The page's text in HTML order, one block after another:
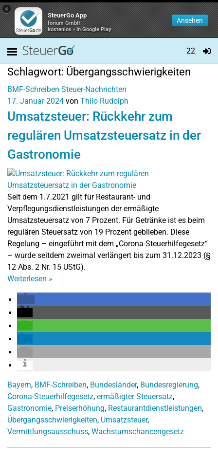
×
SteuerGo App
forium GmbH
kostenlos - In Google Play
Ansehen
22
Schlagwort: Übergangsschwierigkeiten
BMF-Schreiben Steuer-Nachrichten
17. Januar 2024 von Thilo Rudolph
Umsatzsteuer: Rückkehr zum
regulären Umsatzsteuersatz in der
Gastronomie
Seit dem 1.7.2021 gilt für Restaurant- und
Verpflegungsdienstleistungen der ermäßigte
Umsatzsteuersatz von 7 Prozent. Für Getränke ist es beim
regulären Steuersatz von 19 Prozent geblieben. Diese
Regelung – eingeführt mit dem „Corona-Steuerhilfegesetz“
– wurde seitdem zweimal verlängert bis zum 31.12.2023 (§
12 Abs. 2 Nr. 15 UStG).
Weiterlesen »
Bayern, BMF-Schreiben, Bundesländer, Bundesregierung,
Corona-Steuerhilfegesetz, ermäßigter Steuersatz,
Gastronomie, Preiserhöhung, Restaurantdienstleistungen,
Übergangsschwierigkeiten, Umsatzsteuer,
Vermittlungsausschuss, Wachstumschancengesetz